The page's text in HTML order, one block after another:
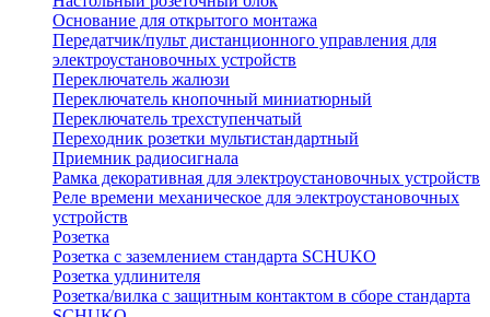
Основание для открытого монтажа
Передатчик/пульт дистанционного управления для
электроустановочных устройств
Переключатель жалюзи
Переключатель кнопочный миниатюрный
Переключатель трехступенчатый
Переходник розетки мультистандартный
Приемник радиосигнала
Рамка декоративная для электроустановочных устройств
Реле времени механическое для электроустановочных
устройств
Розетка
Розетка с заземлением стандарта SCHUKO
Розетка удлинителя
Розетка/вилка с защитным контактом в сборе стандарта